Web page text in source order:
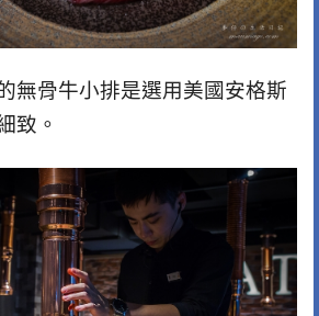
無骨牛小排是選用美國安格斯
致。